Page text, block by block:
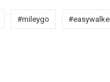
#mileygo